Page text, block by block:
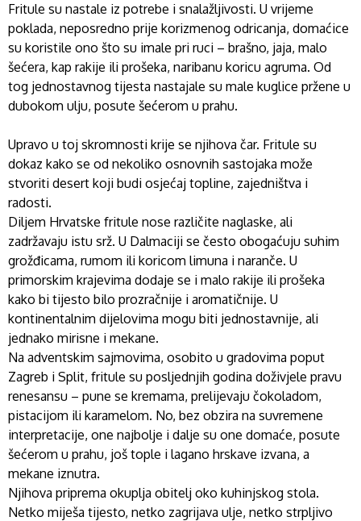
Fritule su nastale iz potrebe i snalažljivosti. U vrijeme
poklada, neposredno prije korizmenog odricanja, domaćice
su koristile ono što su imale pri ruci – brašno, jaja, malo
šećera, kap rakije ili prošeka, naribanu koricu agruma. Od
tog jednostavnog tijesta nastajale su male kuglice pržene u
dubokom ulju, posute šećerom u prahu.
Upravo u toj skromnosti krije se njihova čar. Fritule su
dokaz kako se od nekoliko osnovnih sastojaka može
stvoriti desert koji budi osjećaj topline, zajedništva i
radosti.
Diljem Hrvatske fritule nose različite naglaske, ali
zadržavaju istu srž. U Dalmaciji se često obogaćuju suhim
grožđicama, rumom ili koricom limuna i naranče. U
primorskim krajevima dodaje se i malo rakije ili prošeka
kako bi tijesto bilo prozračnije i aromatičnije. U
kontinentalnim dijelovima mogu biti jednostavnije, ali
jednako mirisne i mekane.
Na adventskim sajmovima, osobito u gradovima poput
Zagreb i Split, fritule su posljednjih godina doživjele pravu
renesansu – pune se kremama, prelijevaju čokoladom,
pistacijom ili karamelom. No, bez obzira na suvremene
interpretacije, one najbolje i dalje su one domaće, posute
šećerom u prahu, još tople i lagano hrskave izvana, a
mekane iznutra.
Njihova priprema okuplja obitelj oko kuhinjskog stola.
Netko miješa tijesto, netko zagrijava ulje, netko strpljivo